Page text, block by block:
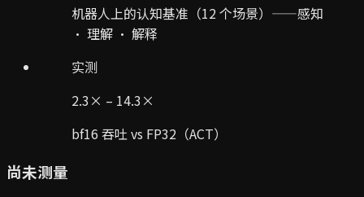
机器人上的认知基准（12 个场景）——感知
· 理解 · 解释
实测
2.3× – 14.3×
bf16 吞吐 vs FP32（ACT）
尚未测量